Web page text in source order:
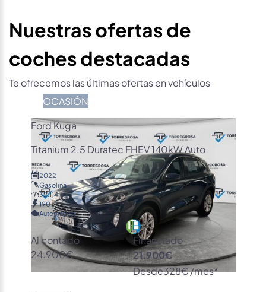
Nuestras ofertas de
coches destacadas
Te ofrecemos las últimas ofertas en vehículos
OCASIÓN
Ford Kuga
Titanium 2.5 Duratec FHEV 140kW Auto
2022
Gasolina
32.114
190
Automática
Al contado
24.900€
Financiado
21.900€
Desde328€ /mes*